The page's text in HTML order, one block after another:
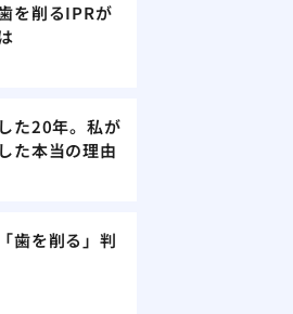
を削るIPRが
た20年。私が
た本当の理由
歯を削る」判